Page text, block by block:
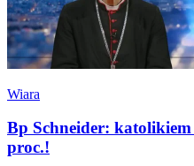
Wiara
Bp Schneider:
proc.!